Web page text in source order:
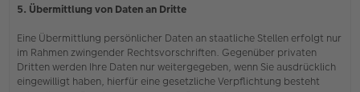
5. Übermittlung von Daten an Dritte
Eine Übermittlung persönlicher Daten an staatliche Stellen erfolgt nur
im Rahmen zwingender Rechtsvorschriften. Gegenüber privaten
Dritten werden Ihre Daten nur weitergegeben, wenn Sie ausdrücklich
eingewilligt haben, hierfür eine gesetzliche Verpflichtung besteht